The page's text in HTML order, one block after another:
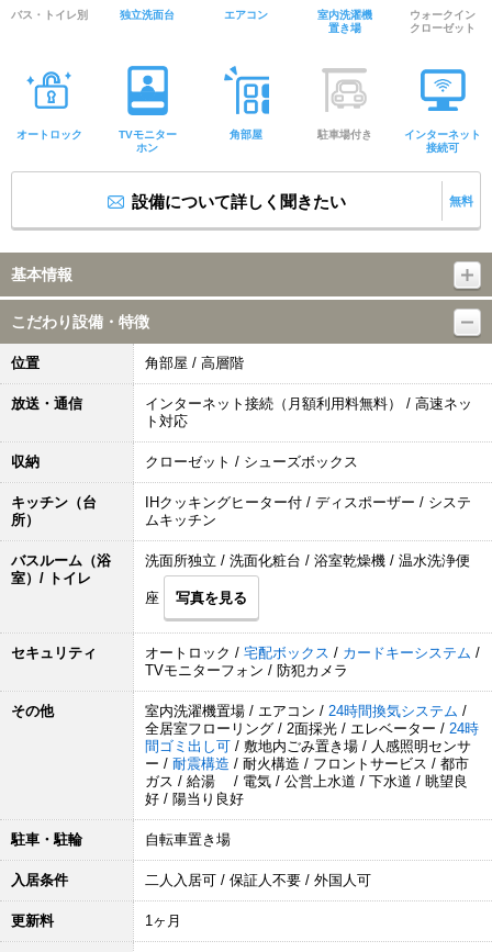
バス・トイレ別 独立洗面台 エアコン
室内洗濯機
置き場
ウォークイン
クローゼット
オートロック
TVモニター
ホン
角部屋 駐車場付き
インターネット
接続可
設備について詳しく聞きたい 無料
基本情報
こだわり設備・特徴
位置 角部屋 / 高層階
放送・通信
インターネット接続（月額利用料無料） / 高速ネッ
ト対応
収納 クローゼット / シューズボックス
キッチン（台
所）
IHクッキングヒーター付 / ディスポーザー / システ
ムキッチン
バスルーム（浴
室）/ トイレ
洗面所独立 / 洗面化粧台 / 浴室乾燥機 / 温水洗浄便
座 写真を見る
セキュリティ オートロック / 宅配ボックス / カードキーシステム /
TVモニターフォン / 防犯カメラ
その他 室内洗濯機置場 / エアコン / 24時間換気システム /
全居室フローリング / 2面採光 / エレベーター / 24時
間ゴミ出し可 / 敷地内ごみ置き場 / 人感照明センサ
ー / 耐震構造 / 耐火構造 / フロントサービス / 都市
ガス / 給湯 / 電気 / 公営上水道 / 下水道 / 眺望良
好 / 陽当り良好
駐車・駐輪 自転車置き場
入居条件 二人入居可 / 保証人不要 / 外国人可
更新料 1ヶ月